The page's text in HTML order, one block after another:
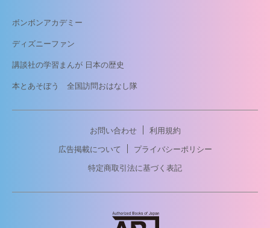
ボンボンアカデミー
ディズニーファン
講談社の学習まんが 日本の歴史
本とあそぼう 全国訪問おはなし隊
お問い合わせ
利用規約
広告掲載について
プライバシーポリシー
特定商取引法に基づく表記